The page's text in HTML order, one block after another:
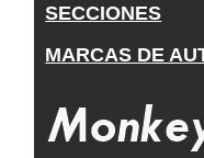
SECCIONES
MARCAS DE